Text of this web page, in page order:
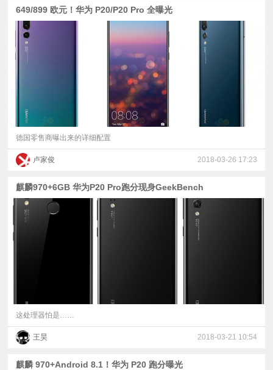
649/899 欧元！华为 P20/P20 Pro 全曝光
德国零售商曝出来的详细配置
卢家俊 2018-03-26 17:23
麒麟970+6GB 华为P20 Pro跑分现身GeekBench
这处理器怕是……
王昊 2018-03-21 10:54
麒麟 970+Android 8.1！华为 P20 跑分曝光